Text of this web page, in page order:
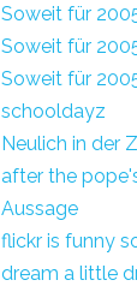
Soweit für
Soweit für
Soweit für
schooldayz
Neulich in der
after the
Aussage
flickr is funny
dream a little